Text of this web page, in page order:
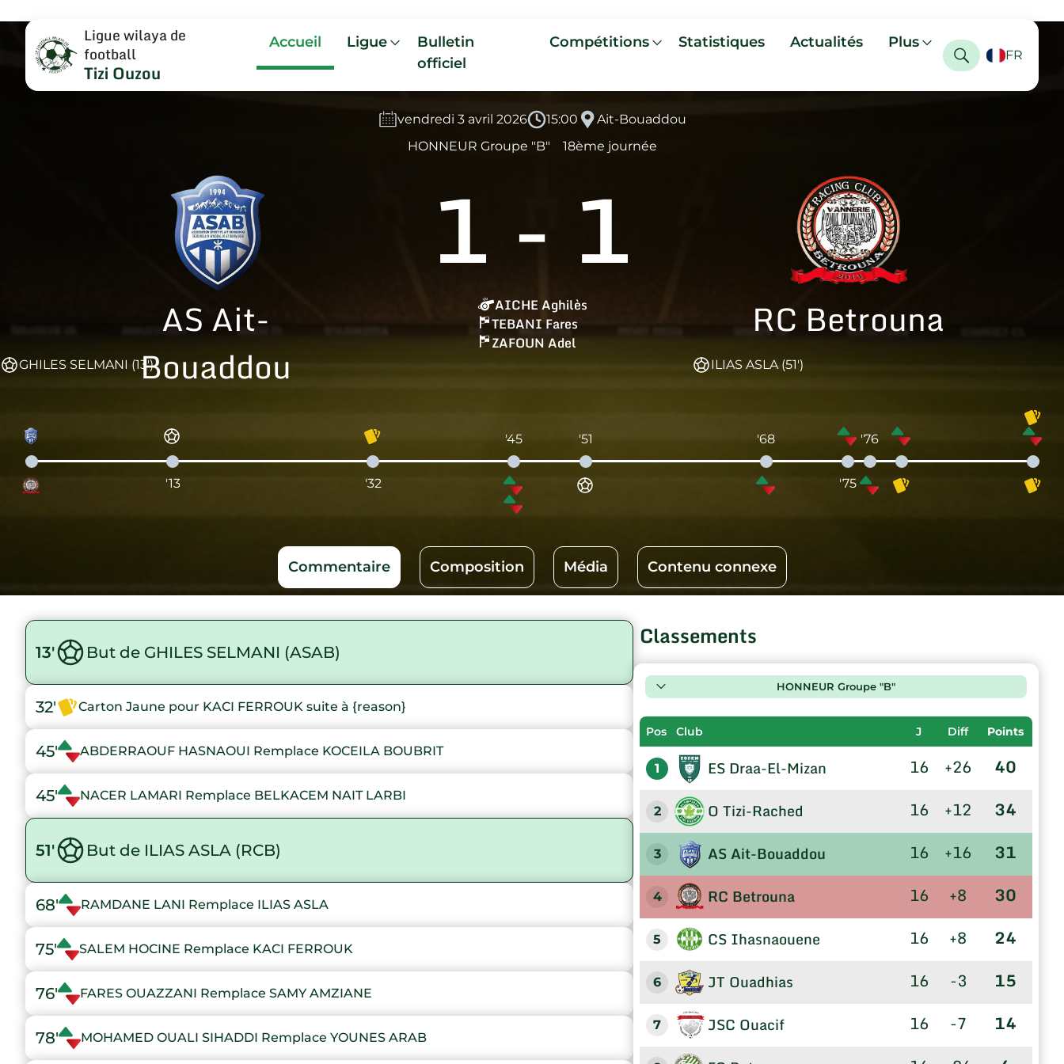
Ligue wilaya de
football
Tizi Ouzou
Accueil Ligue
Bulletin
officiel
Compétitions Statistiques Actualités Plus
FR
vendredi 3 avril 2026 15:00
Ait-Bouaddou
HONNEUR Groupe "B"
18ème journée
AS Ait-
Bouaddou
1 - 1
AICHE Aghilès
TEBANI Fares
ZAFOUN Adel
RC Betrouna
GHILES SELMANI (13') ILIAS ASLA (51')
'13 '32
'45 '51 '68
'75
'76
Commentaire Composition Média Contenu connexe
13' But de GHILES SELMANI (ASAB)
32' Carton Jaune pour KACI FERROUK suite à {reason}
45' ABDERRAOUF HASNAOUI Remplace KOCEILA BOUBRIT
45' NACER LAMARI Remplace BELKACEM NAIT LARBI
51' But de ILIAS ASLA (RCB)
68' RAMDANE LANI Remplace ILIAS ASLA
75' SALEM HOCINE Remplace KACI FERROUK
76' FARES OUAZZANI Remplace SAMY AMZIANE
78' MOHAMED OUALI SIHADDI Remplace YOUNES ARAB
Classements
HONNEUR Groupe "B"
Pos Club J Diff Points
1 ES Draa-El-Mizan 16 +26 40
2 O Tizi-Rached 16 +12 34
3 AS Ait-Bouaddou 16 +16 31
4 RC Betrouna 16 +8 30
5 CS Ihasnaouene 16 +8 24
6 JT Ouadhias 16 -3 15
7 JSC Ouacif 16 -7 14